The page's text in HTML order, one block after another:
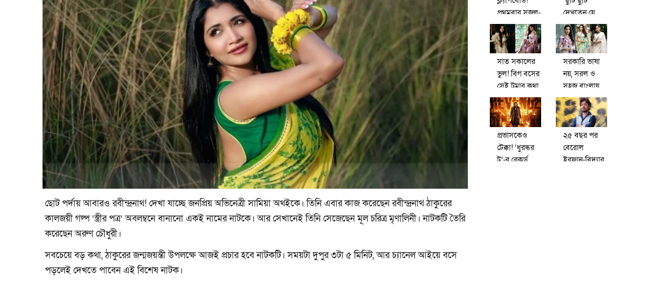
ছোট পর্দায় আবারও রবীন্দ্রনাথ! দেখা যাচ্ছে জনপ্রিয় অভিনেত্রী সামিয়া অথইকে। তিনি এবার কাজ করেছেন রবীন্দ্রনাথ ঠাকুরের
কালজয়ী গল্প ‘স্ত্রীর পত্র’ অবলম্বনে বানানো একই নামের নাটকে। আর সেখানেই তিনি সেজেছেন মূল চরিত্র মৃণালিনী। নাটকটি তৈরি
করেছেন অরুণ চৌধুরী।
সবচেয়ে বড় কথা, ঠাকুরের জন্মজয়ন্তী উপলক্ষে আজই প্রচার হবে নাটকটি। সময়টা দুপুর ৩টা ৫ মিনিট, আর চ্যানেল আইয়ে বসে
পড়লেই দেখতে পাবেন এই বিশেষ নাটক।
প্রথমবার সজল-
মিষ্টি জুটি,
শিরোনাম
‘দুজনে’
দেখতেন যে
মনামী, মঞ্চে
এলেন সেই
চমকে!
সাত সকালের
ভুল! বিগ বসের
সেই ট্রমার কথা
খুলে বললেন
তানিশা
সরকারি ভাষা
নয়, সরল ও
সহজ বাংলায়
পড়ুন নোরার
প্রায়শ্চিত্তের
গল্প
প্রভাসকেও
টেক্কা! ‘ধুরন্ধর
টু’-র রেকর্ড
২৫ বছর পর
বেরোল
ইরফান-বিদ্যার